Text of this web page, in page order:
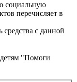
социальную
перечисляет в
с данной
"Помоги